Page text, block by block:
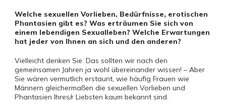
Welche sexuellen Vorlieben, Bedürfnisse, erotischen
Phantasien gibt es? Was erträumen Sie sich von
einem lebendigen Sexualleben? Welche Erwartungen
hat jeder von Ihnen an sich und den anderen?
Vielleicht denken Sie: Das sollten wir nach den
gemeinsamen Jahren ja wohl übereinander wissen! – Aber
Sie wären vermutlich erstaunt, wie häufig Frauen wie
Männern gleichermaßen die sexuellen Vorlieben und
Phantasien Ihres/r Liebsten kaum bekannt sind.